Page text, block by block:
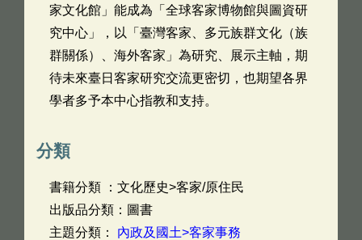
家文化館」能成為「全球客家博物館與圖資研
究中心」，以「臺灣客家、多元族群文化（族
群關係）、海外客家」為研究、展示主軸，期
待未來臺日客家研究交流更密切，也期望各界
學者多予本中心指教和支持。
分類
書籍分類 ：文化歷史>客家/原住民
出版品分類：圖書
主題分類： 內政及國土>客家事務